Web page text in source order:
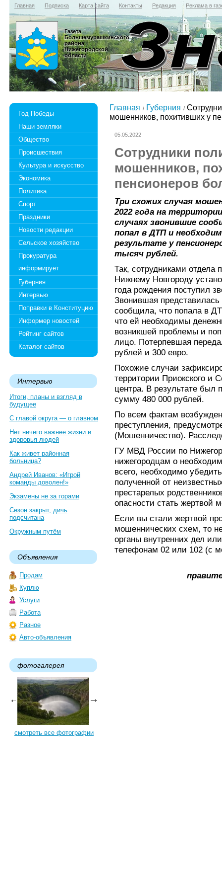
Главная Подписка Карта сайта Контакты Редакция Реклама в
Газета
Большемурашкинского
района
Нижегородской
области
Год Победы
Наши земляки
Общество
Происшествия
Культура и искусство
Экономика
Политика
Спорт
Праздники
Новости редакции
Сельское хозяйство
Прокуратура
информирует
Губерния
Интервью
Поправки в Конституцию
Информер новостей
Рейтинг сайтов
Каталог сайтов
Интервью
Итоги, планы и взгляд в
будущее
С главой округа — о главном
Нет ничего важнее жизни и
здоровья людей
Как живет районная
больница?
Андрей Иванов: «Игрой
команды доволен!»
Экзамены не за горами
Сезон закрыт, дичь
подсчитана
Окружным путём
Объявления
Продам
Куплю
Услуги
Работа
Разное
Авто-объявления
фотогалерея
смотреть все фотографии
Главная Губерния
мошенников, похитивших у
05.05.2022
Сотрудники
мошенников,
пенсионеров
Три схожих случая
2022 года на
случаях звонившие
попал в ДТП и
результате у
тысяч рублей.
Так, сотрудниками
Нижнему Новгороду
года рождения поступил
Звонившая
сообщила, что попала в
что ей необходимы
возникшей проблемы и
лицо. Потерпевшая
рублей и 300 евро.
Похожие случаи
территории Приокского и
центра. В результате
сумму 480 000 рублей.
По всем фактам
преступления,
(Мошенничество).
ГУ МВД России по
нижегородцам о
всего, необходимо
полученной от
престарелых
опасности стать жертвой
Если вы стали жертвой
мошеннических схем, то
органы внутренних дел
телефонам 02 или 102 (с